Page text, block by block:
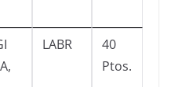
LABR
40
Ptos.